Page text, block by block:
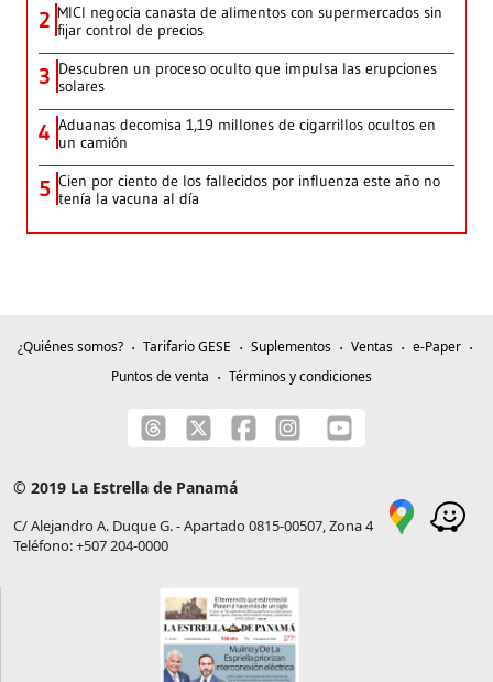
2 MICI negocia canasta de alimentos con supermercados sin
fijar control de precios
3 Descubren un proceso oculto que impulsa las erupciones
solares
4 Aduanas decomisa 1,19 millones de cigarrillos ocultos en
un camión
5 Cien por ciento de los fallecidos por influenza este año no
tenía la vacuna al día
¿Quiénes somos? Tarifario GESE Suplementos Ventas
e-Paper
Puntos de venta
Términos y condiciones
© 2019 La Estrella de Panamá
C/ Alejandro A. Duque G. - Apartado 0815-00507, Zona 4
Teléfono: +507 204-0000